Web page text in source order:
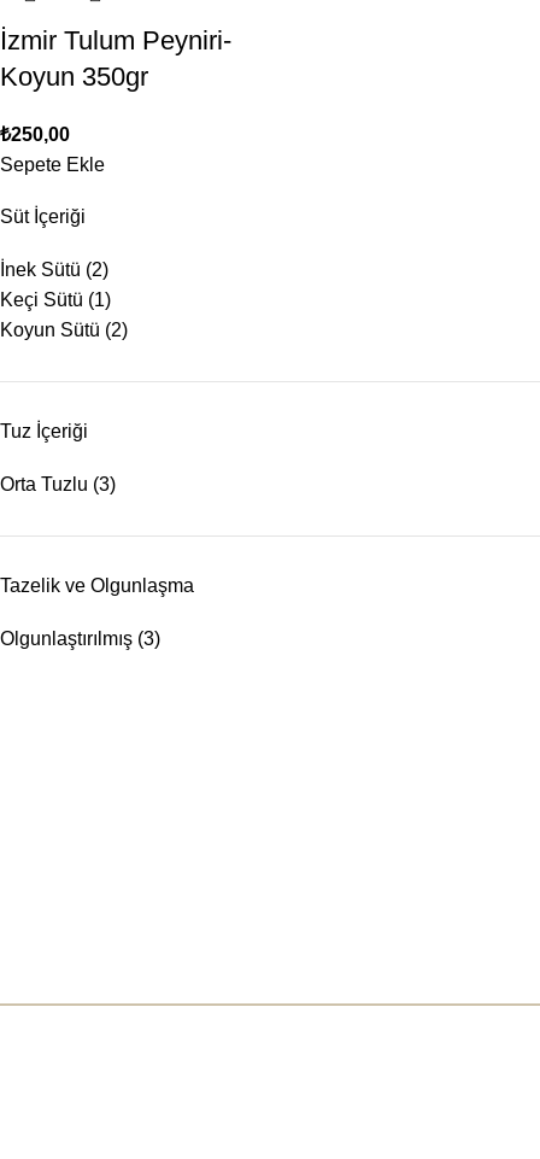
Süt İçeriği
İnek Sütü (2)
Keçi Sütü (1)
Koyun Sütü (2)
Tuz İçeriği
Orta Tuzlu (3)
Tazelik ve Olgunlaşma
Olgunlaştırılmış (3)
İzmir Tulum Peyniri-
Koyun 350gr
₺250,00
Sepete Ekle